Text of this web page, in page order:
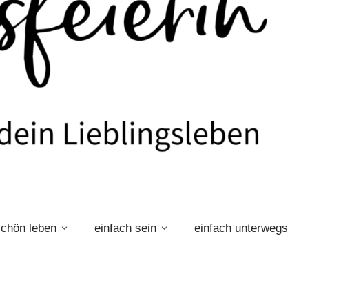
leben einfach sein einfach unterwegs